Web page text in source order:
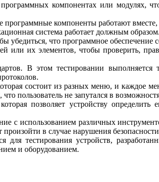
компонентах или модулях,
программные компоненты работают
система работает должным образом.
убедиться, что программное обеспечение
или их элементов, чтобы проверить,
В этом тестировании выполняется
состоит из разных меню, и каждое
пользователь не запутался в
позволяет устройству
с использованием различных
в случае нарушения
для тестирования устройств,
и оборудованием.